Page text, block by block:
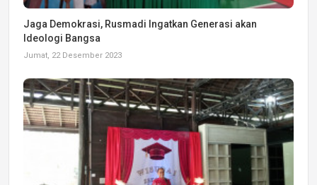
Jaga Demokrasi, Rusmadi Ingatkan Generasi akan
Ideologi Bangsa
Jumat, 22 Desember 2023